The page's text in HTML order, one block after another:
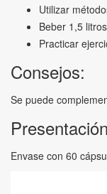
Utilizar
Beber 1,5
Practicar
Consejos:
Se puede
Envase con 60